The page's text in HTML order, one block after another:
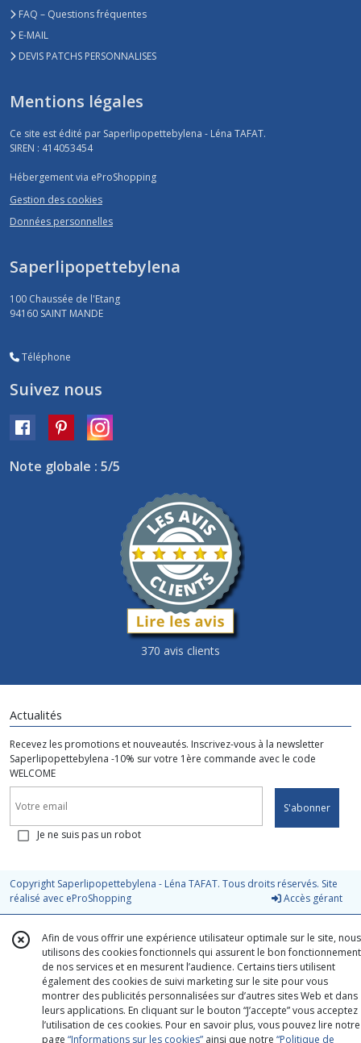
FAQ – Questions fréquentes
E-MAIL
DEVIS PATCHS PERSONNALISES
Mentions légales
Ce site est édité par Saperlipopettebylena - Léna TAFAT.
SIREN : 414053454
Hébergement via eProShopping
Gestion des cookies
Données personnelles
Saperlipopettebylena
100 Chaussée de l'Etang
94160 SAINT MANDE
Téléphone
Suivez nous
Note globale : 5/5
370 avis clients
Actualités
Recevez les promotions et nouveautés. Inscrivez-vous à la newsletter
Saperlipopettebylena -10% sur votre 1ère commande avec le code
WELCOME
S'abonner
Je ne suis pas un robot
Copyright Saperlipopettebylena - Léna TAFAT. Tous droits réservés. Site
réalisé avec eProShopping Accès gérant
Afin de vous offrir une expérience utilisateur optimale sur le site, nous
utilisons des cookies fonctionnels qui assurent le bon fonctionnement
de nos services et en mesurent l’audience. Certains tiers utilisent
également des cookies de suivi marketing sur le site pour vous
montrer des publicités personnalisées sur d’autres sites Web et dans
leurs applications. En cliquant sur le bouton “J’accepte” vous acceptez
l’utilisation de ces cookies. Pour en savoir plus, vous pouvez lire notre
page “Informations sur les cookies” ainsi que notre “Politique de